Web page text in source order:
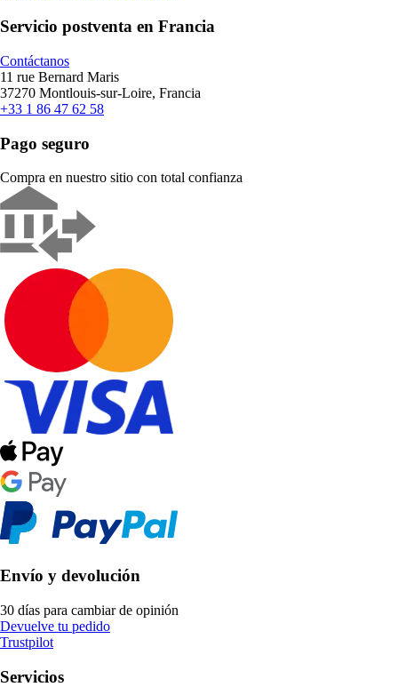
Servicio postventa en Francia
Contáctanos
11 rue Bernard Maris
37270 Montlouis-sur-Loire, Francia
+33 1 86 47 62 58
Pago seguro
Compra en nuestro sitio con total confianza
Envío y devolución
30 días para cambiar de opinión
Devuelve tu pedido
Trustpilot
Servicios